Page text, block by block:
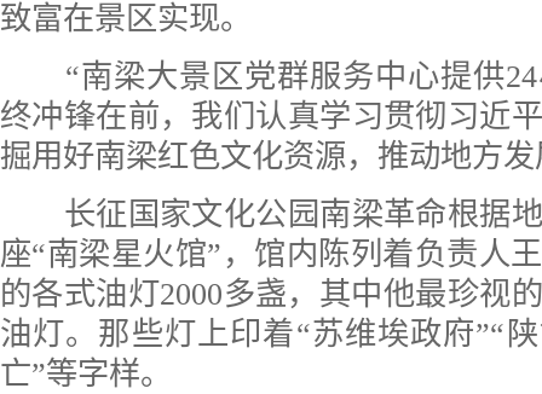
致富在景区实现。
“南梁大景区党群服务中心提供24
终冲锋在前，我们认真学习贯彻习近
掘用好南梁红色文化资源，推动地方
长征国家文化公园南梁革命根据地
座“南梁星火馆”，馆内陈列着负责人
的各式油灯2000多盏，其中他最珍视
油灯。那些灯上印着“苏维埃政府”“
亡”等字样。